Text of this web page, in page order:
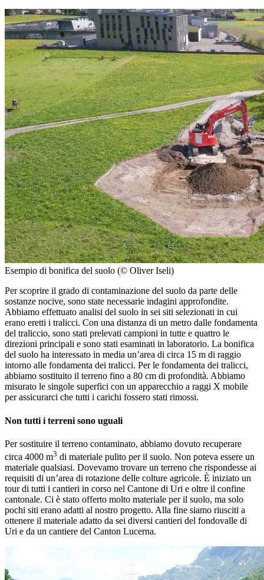
Esempio di bonifica del suolo (© Oliver Iseli)
Per scoprire il grado di contaminazione del suolo da parte delle
sostanze nocive, sono state necessarie indagini approfondite.
Abbiamo effettuato analisi del suolo in sei siti selezionati in cui
erano eretti i tralicci. Con una distanza di un metro dalle fondamenta
del traliccio, sono stati prelevati campioni in tutte e quattro le
direzioni principali e sono stati esaminati in laboratorio. La bonifica
del suolo ha interessato in media un’area di circa 15 m di raggio
intorno alle fondamenta dei tralicci. Per le fondamenta dei tralicci,
abbiamo sostituito il terreno fino a 80 cm di profondità. Abbiamo
misurato le singole superfici con un apparecchio a raggi X mobile
per assicurarci che tutti i carichi fossero stati rimossi.
Non tutti i terreni sono uguali
Per sostituire il terreno contaminato, abbiamo dovuto recuperare
circa 4000 m3 di materiale pulito per il suolo. Non poteva essere un
materiale qualsiasi. Dovevamo trovare un terreno che rispondesse ai
requisiti di un’area di rotazione delle colture agricole. È iniziato un
tour di tutti i cantieri in corso nel Cantone di Uri e oltre il confine
cantonale. Ci è stato offerto molto materiale per il suolo, ma solo
pochi siti erano adatti al nostro progetto. Alla fine siamo riusciti a
ottenere il materiale adatto da sei diversi cantieri del fondovalle di
Uri e da un cantiere del Canton Lucerna.